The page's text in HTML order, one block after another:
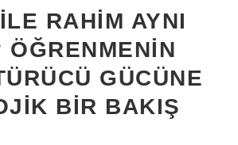
RAHIM AYNI
ÖĞRENMENIN
GÜCÜNE
BIR BAKIŞ